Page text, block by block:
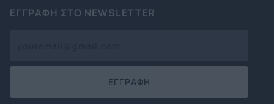
ΕΓΓΡΑΦΗ ΣΤΟ NEWSLETTER
ΕΓΓΡΑΦΗ